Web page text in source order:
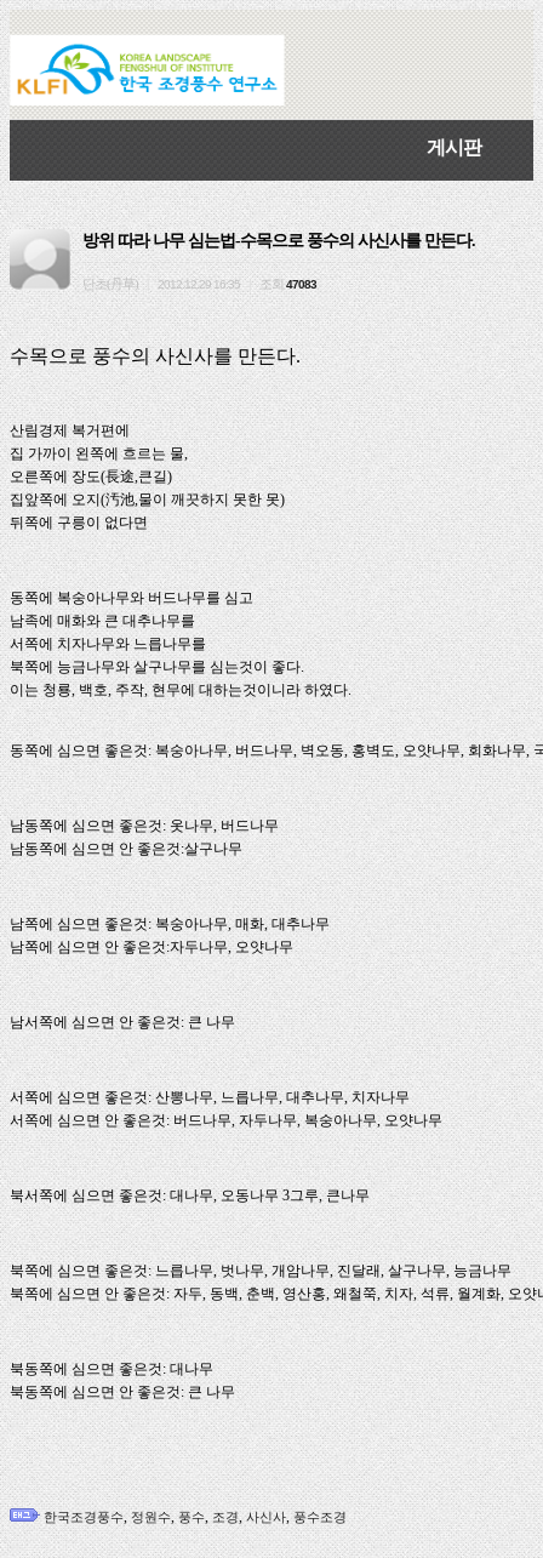
게시판
방위 따라 나무 심는법-수목으로 풍수의 사신사를 만든다.
단초(丹草) 2012.12.29 16:35 조회 47083
수목으로 풍수의 사신사를 만든다.
산림경제 복거편에
집 가까이 왼쪽에 흐르는 물,
오른쪽에 장도(長途,큰길)
집앞쪽에 오지(汚池,물이 깨끗하지 못한 못)
뒤쪽에 구릉이 없다면
동쪽에 복숭아나무와 버드나무를 심고
남족에 매화와 큰 대추나무를
서쪽에 치자나무와 느릅나무를
북쪽에 능금나무와 살구나무를 심는것이 좋다.
이는 청룡, 백호, 주작, 현무에 대하는것이니라 하였다.
동쪽에 심으면 좋은것: 복숭아나무, 버드나무, 벽오동, 홍벽도, 오얏나무, 회화나무,
남동쪽에 심으면 좋은것: 옷나무, 버드나무
남동쪽에 심으면 안 좋은것:살구나무
남쪽에 심으면 좋은것: 복숭아나무, 매화, 대추나무
남쪽에 심으면 안 좋은것:자두나무, 오얏나무
남서쪽에 심으면 안 좋은것: 큰 나무
서쪽에 심으면 좋은것: 산뽕나무, 느릅나무, 대추나무, 치자나무
서쪽에 심으면 안 좋은것: 버드나무, 자두나무, 복숭아나무, 오얏나무
북서쪽에 심으면 좋은것: 대나무, 오동나무 3그루, 큰나무
북쪽에 심으면 좋은것: 느릅나무, 벗나무, 개암나무, 진달래, 살구나무, 능금나무
북쪽에 심으면 안 좋은것: 자두, 동백, 춘백, 영산홍, 왜철쭉, 치자, 석류, 월계화, 오얏
북동쪽에 심으면 좋은것: 대나무
북동쪽에 심으면 안 좋은것: 큰 나무
한국조경풍수,정원수,풍수,조경,사신사,풍수조경